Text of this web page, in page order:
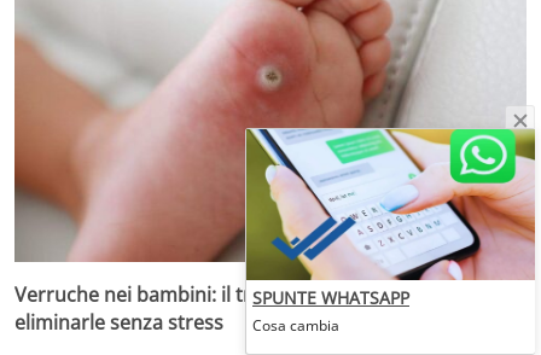
Verruche nei bambini: il trattamento più adatto per
eliminarle senza stress
SPUNTE WHATSAPP
Cosa cambia